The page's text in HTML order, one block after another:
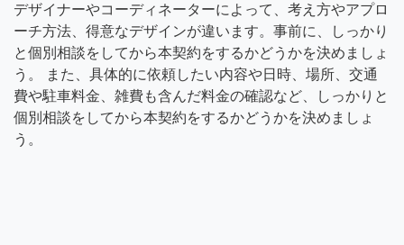
デザイナーやコーディネーターによって、考え方やアプロ
ーチ方法、得意なデザインが違います。事前に、しっかり
と個別相談をしてから本契約をするかどうかを決めましょ
う。 また、具体的に依頼したい内容や日時、場所、交通
費や駐車料金、雑費も含んだ料金の確認など、しっかりと
個別相談をしてから本契約をするかどうかを決めましょ
う。